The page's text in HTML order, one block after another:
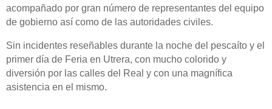
acompañado por gran número de representantes del equipo
de gobierno así como de las autoridades civiles.
Sin incidentes reseñables durante la noche del pescaíto y el
primer día de Feria en Utrera, con mucho colorido y
diversión por las calles del Real y con una magnífica
asistencia en el mismo.